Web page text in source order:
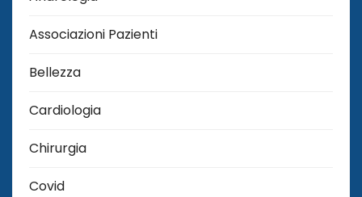
Associazioni Pazienti
Bellezza
Cardiologia
Chirurgia
Covid